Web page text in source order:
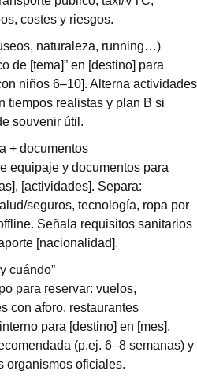
costes y riesgos.
naturaleza, running…)
de [tema]” en [destino] para
niños 6–10]. Alterna actividades
tiempos realistas y plan B si
souvenir útil.
+ documentos
equipaje y documentos para
[actividades]. Separa:
seguros, tecnología, ropa por
Señala requisitos sanitarios
[nacionalidad].
cuándo”
para reservar: vuelos,
con aforo, restaurantes
para [destino] en [mes].
(p.ej. 6–8 semanas) y
organismos oficiales.